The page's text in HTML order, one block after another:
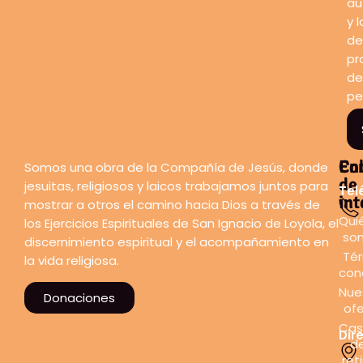
y
de
Somos una obra de la Compañía de Jesús, donde
jesuitas, religiosos y laicos trabajamos juntos para
mostrar a otros el camino hacia Dios a través de
los Ejercicios Espirituales de San Ignacio de Loyola, el
discernimiento espiritual y el acompañamiento en
la vida religiosa.
Donaciones
de